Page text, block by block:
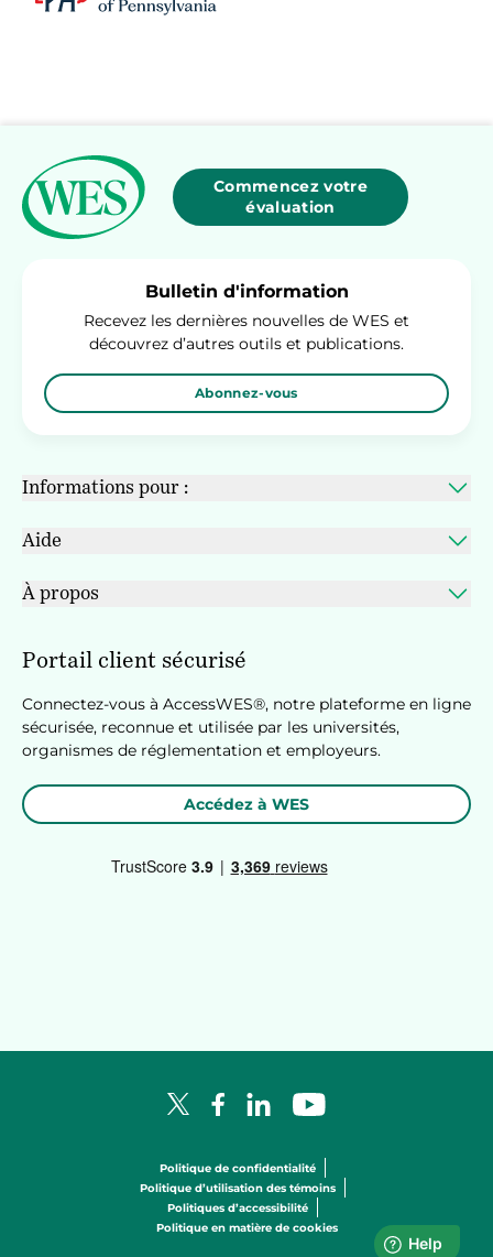
Commencez votre
évaluation
Bulletin d'information
Recevez les dernières nouvelles de WES et
découvrez d’autres outils et publications.
Abonnez-vous
Informations pour :
Aide
À propos
Portail client sécurisé
Connectez-vous à AccessWES®, notre plateforme en ligne
sécurisée, reconnue et utilisée par les universités,
organismes de réglementation et employeurs.
Accédez à WES
X LogoFacebook Logo
LinkedIn Logo
YouTube Logo
Politique de confidentialité
Politique d’utilisation des témoins
Politiques d’accessibilité
Politique en matière de cookies